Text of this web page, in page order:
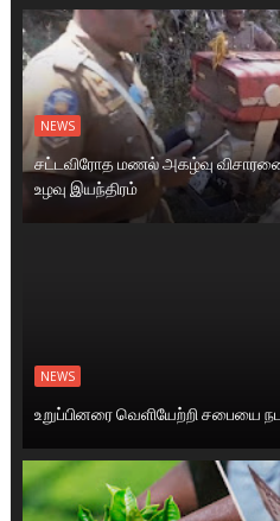
NEWS
சட்டவிரோத மணல் அகழ்வு
உழவு இயந்திரம்
NEWS
உறுப்பினரை வெளியேற்றி சபையை